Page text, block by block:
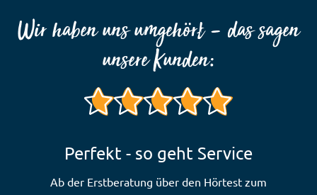
Wir haben uns umgehört – das sagen
unsere Kunden:
Ich höre wieder gut
Vielen Dank an das Team ZR
Perfekt - so geht Service
Ab der Erstberatung über den Hörtest zum
Sehr guter Service und sehr gute
Beratung